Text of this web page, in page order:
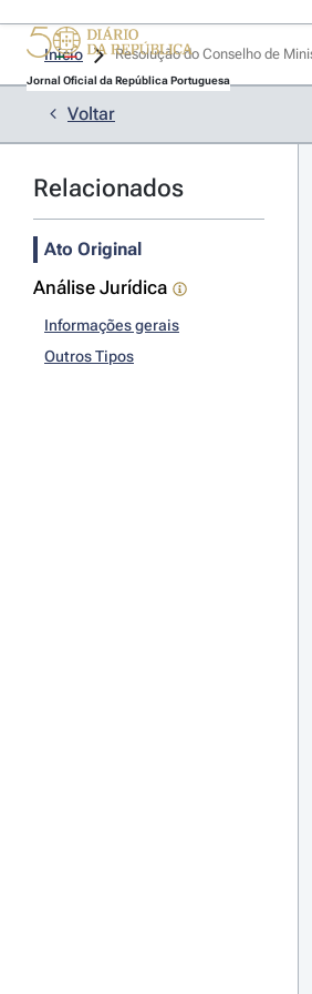
Jornal Oficial da República Portuguesa
Início
Voltar
Relacionados
Ato Original
Análise Jurídica
Informações gerais
Outros Tipos